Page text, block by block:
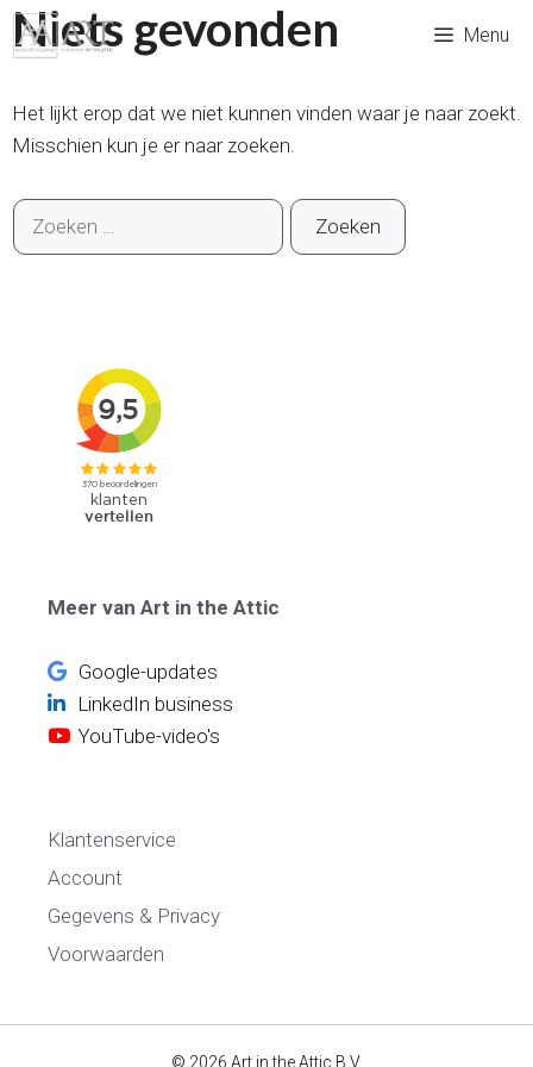
Ga
naar
inhoud
Menu
Niets gevonden
Het lijkt erop dat we niet kunnen vinden waar je naar zoekt.
Misschien kun je er naar zoeken.
Zoek
naar:
Meer van Art in the Attic
Google-updates
LinkedIn business
YouTube-video's
Klantenservice
Account
Gegevens & Privacy
Voorwaarden
© 2026 Art in the Attic B.V.